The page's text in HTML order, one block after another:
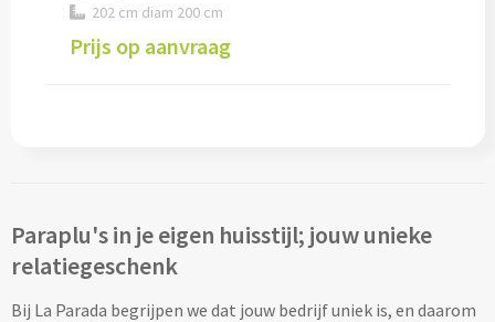
Oplaadkabels & Accessoires
Oplaadkabels bedrukken
202 cm diam 200 cm
Prijs op aanvraag
Paraplu's in je eigen huisstijl; jouw unieke
relatiegeschenk
Bij La Parada begrijpen we dat jouw bedrijf uniek is, en daarom